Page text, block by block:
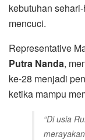
kebutuhan
mencuci.
Representative
Putra Nanda,
ke-28 menjadi
ketika mampu
“Di usia